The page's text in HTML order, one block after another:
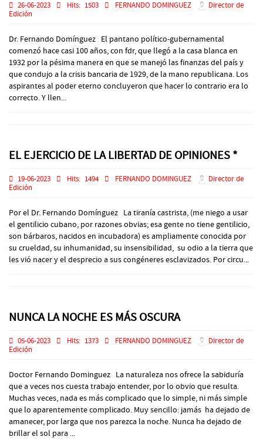
26-06-2023 Hits: 1503 FERNANDO DOMINGUEZ
Director de
Edición
Dr. Fernando Domínguez El pantano político-gubernamental
comenzó hace casi 100 años, con fdr, que llegó a la casa blanca en
1932 por la pésima manera en que se manejó las finanzas del país y
que condujo a la crisis bancaria de 1929, de la mano republicana. Los
aspirantes al poder eterno concluyeron que hacer lo contrario era lo
correcto. Y llen...
EL EJERCICIO DE LA LIBERTAD DE OPINIONES *
19-06-2023 Hits: 1494 FERNANDO DOMINGUEZ
Director de
Edición
Por el Dr. Fernando Domínguez La tiranía castrista, (me niego a usar
el gentilicio cubano, por razones obvias; esa gente no tiene gentilicio,
son bárbaros, nacidos en incubadora) es ampliamente conocida por
su crueldad, su inhumanidad, su insensibilidad, su odio a la tierra que
les vió nacer y el desprecio a sus congéneres esclavizados. Por circu...
NUNCA LA NOCHE ES MÁS OSCURA
05-06-2023 Hits: 1373 FERNANDO DOMINGUEZ
Director de
Edición
Doctor Fernando Dominguez La naturaleza nos ofrece la sabiduría
que a veces nos cuesta trabajo entender, por lo obvio que resulta.
Muchas veces, nada es más complicado que lo simple, ni más simple
que lo aparentemente complicado. Muy sencillo: jamás ha dejado de
amanecer, por larga que nos parezca la noche. Nunca ha dejado de
brillar el sol para ...